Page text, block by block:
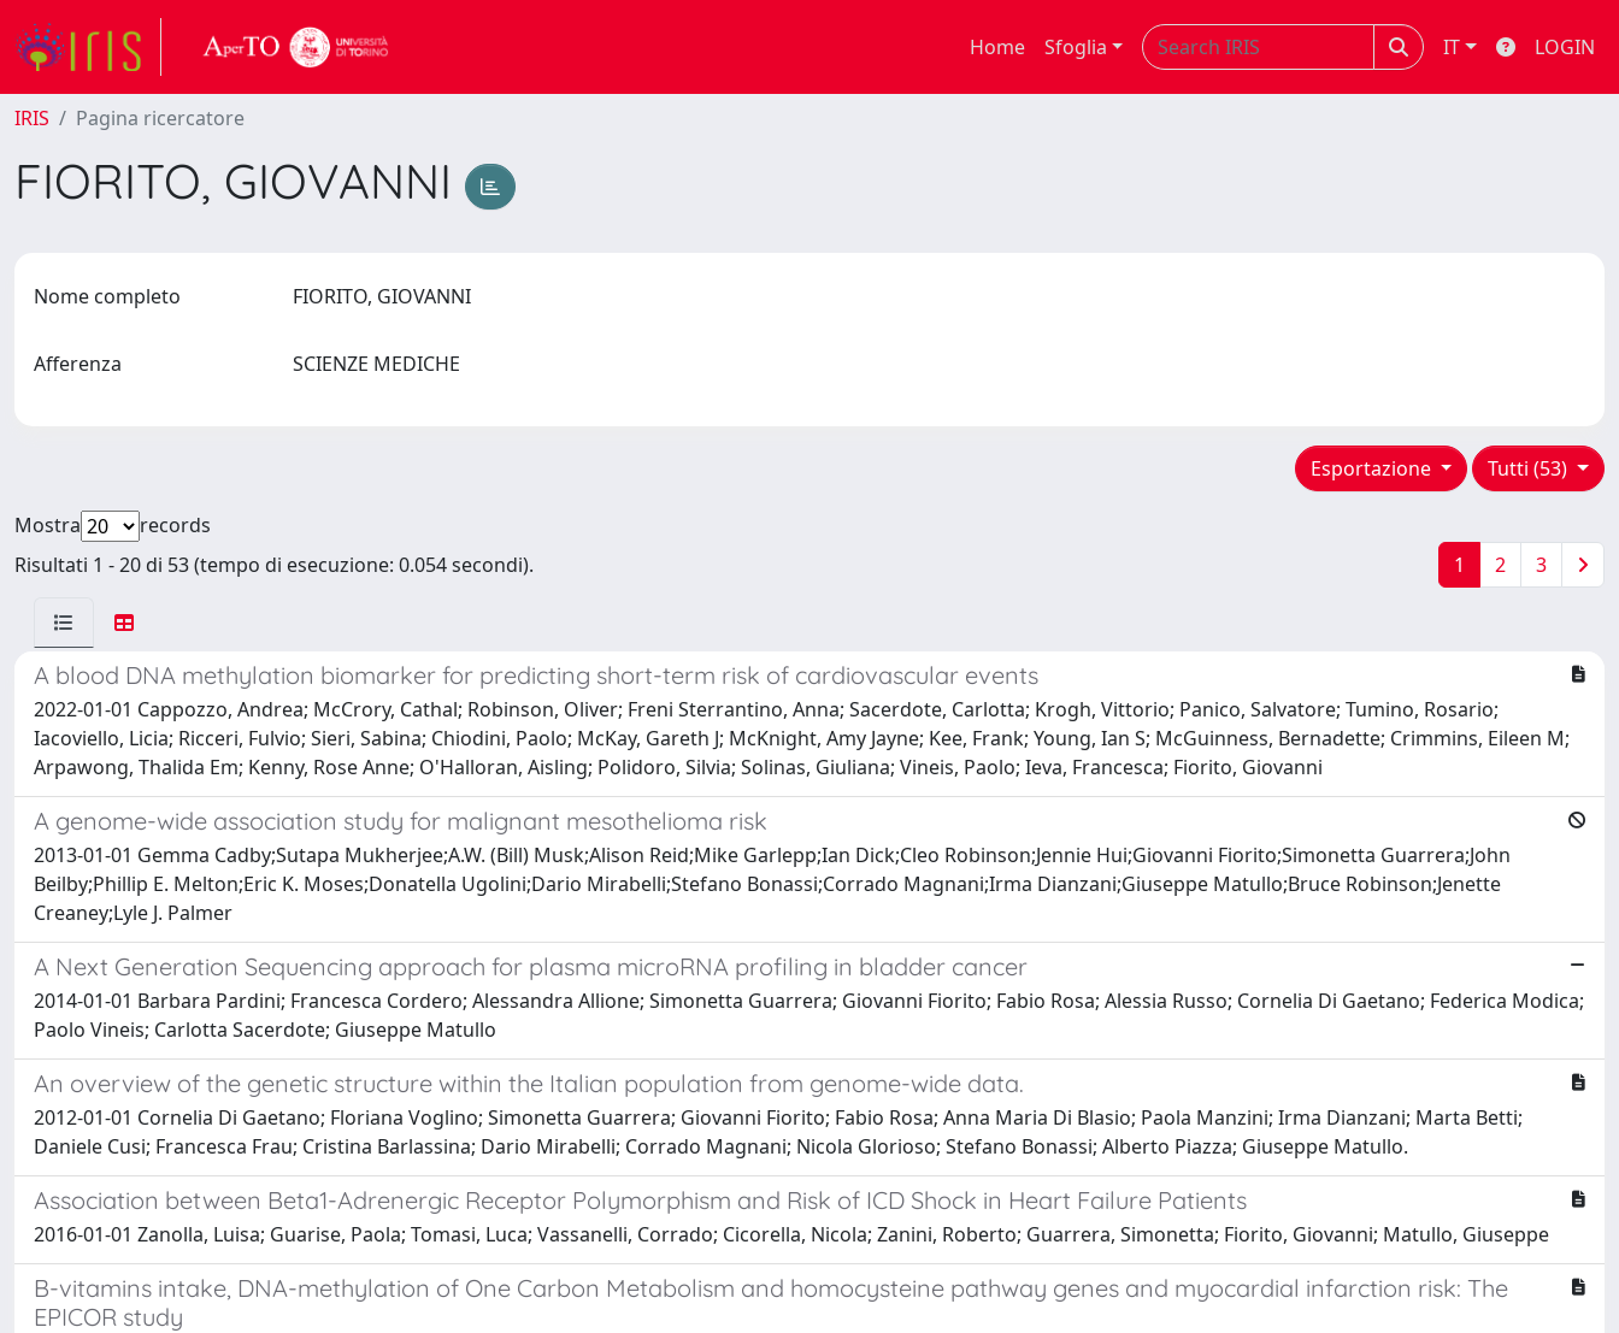
Home Sfoglia IT LOGIN
IRIS Pagina ricercatore
FIORITO, GIOVANNI
Nome completo FIORITO, GIOVANNI
Afferenza SCIENZE MEDICHE
Tutti (53)
Esportazione
Mostra
records
Risultati 1 - 20 di 53 (tempo di esecuzione: 0.054 secondi).
1 2 3
A blood DNA methylation biomarker for predicting short-term risk of cardiovascular events
2022-01-01 Cappozzo, Andrea; McCrory, Cathal; Robinson, Oliver; Freni Sterrantino, Anna; Sacerdote, Carlotta; Krogh, Vittorio; Panico, Salvatore; Tumino, Rosario;
Iacoviello, Licia; Ricceri, Fulvio; Sieri, Sabina; Chiodini, Paolo; McKay, Gareth J; McKnight, Amy Jayne; Kee, Frank; Young, Ian S; McGuinness, Bernadette; Crimmins, Eileen M;
Arpawong, Thalida Em; Kenny, Rose Anne; O'Halloran, Aisling; Polidoro, Silvia; Solinas, Giuliana; Vineis, Paolo; Ieva, Francesca; Fiorito, Giovanni
A genome-wide association study for malignant mesothelioma risk
2013-01-01 Gemma Cadby;Sutapa Mukherjee;A.W. (Bill) Musk;Alison Reid;Mike Garlepp;Ian Dick;Cleo Robinson;Jennie Hui;Giovanni Fiorito;Simonetta Guarrera;John
Beilby;Phillip E. Melton;Eric K. Moses;Donatella Ugolini;Dario Mirabelli;Stefano Bonassi;Corrado Magnani;Irma Dianzani;Giuseppe Matullo;Bruce Robinson;Jenette
Creaney;Lyle J. Palmer
A Next Generation Sequencing approach for plasma microRNA profiling in bladder cancer
2014-01-01 Barbara Pardini; Francesca Cordero; Alessandra Allione; Simonetta Guarrera; Giovanni Fiorito; Fabio Rosa; Alessia Russo; Cornelia Di Gaetano; Federica Modica;
Paolo Vineis; Carlotta Sacerdote; Giuseppe Matullo
An overview of the genetic structure within the Italian population from genome-wide data.
2012-01-01 Cornelia Di Gaetano; Floriana Voglino; Simonetta Guarrera; Giovanni Fiorito; Fabio Rosa; Anna Maria Di Blasio; Paola Manzini; Irma Dianzani; Marta Betti;
Daniele Cusi; Francesca Frau; Cristina Barlassina; Dario Mirabelli; Corrado Magnani; Nicola Glorioso; Stefano Bonassi; Alberto Piazza; Giuseppe Matullo.
Association between Beta1-Adrenergic Receptor Polymorphism and Risk of ICD Shock in Heart Failure Patients
2016-01-01 Zanolla, Luisa; Guarise, Paola; Tomasi, Luca; Vassanelli, Corrado; Cicorella, Nicola; Zanini, Roberto; Guarrera, Simonetta; Fiorito, Giovanni; Matullo, Giuseppe
B-vitamins intake, DNA-methylation of One Carbon Metabolism and homocysteine pathway genes and myocardial infarction risk: The
EPICOR study